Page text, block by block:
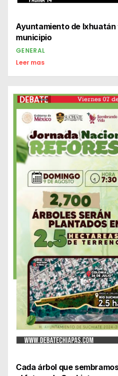
Ayuntamiento de
municipio
GENERAL
Leer mas
Cada árbol que